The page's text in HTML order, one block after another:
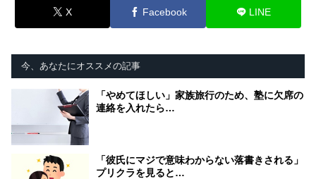
X Facebook LINE
今、あなたにオススメの記事
「やめてほしい」家族旅行のため、塾に欠席の
連絡を入れたら…
「彼氏にマジで意味わからない落書きされる」
プリクラを見ると…